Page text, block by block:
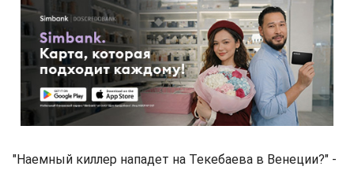
"Наемный киллер нападет на Текебаева в Венеции?" -